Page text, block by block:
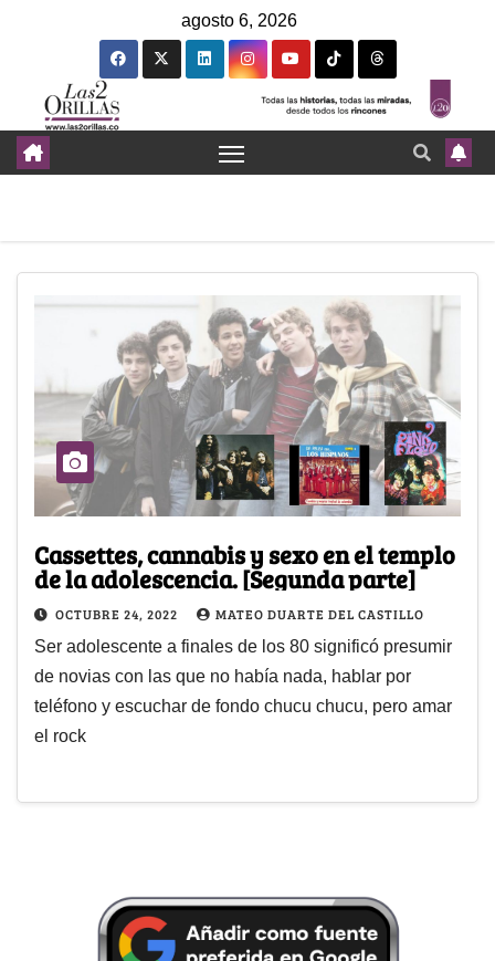
agosto 6, 2026
Cassettes, cannabis y sexo en el templo
de la adolescencia. [Segunda parte]
OCTUBRE 24, 2022 MATEO DUARTE DEL CASTILLO
Ser adolescente a finales de los 80 significó presumir
de novias con las que no había nada, hablar por
teléfono y escuchar de fondo chucu chucu, pero amar
el rock